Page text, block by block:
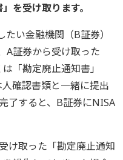
を受け取ります。
い金融機関（B証券）
A証券から受け取った
「勘定廃止通知書」
確認書類と一緒に提出
了すると、B証券にNISA
け取った「勘定廃止通知